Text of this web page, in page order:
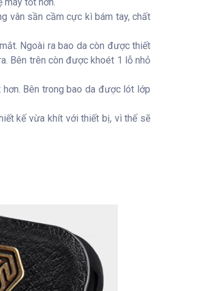
vân sần cầm cực kì bám tay, chất
Ngoài ra bao da còn được thiết
Bên trên còn được khoét 1 lỗ nhỏ
Bên trong bao da được lót lớp
kế vừa khít với thiết bị, vì thế sẽ